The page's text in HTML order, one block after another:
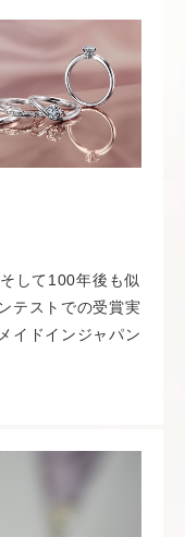
して100年後も似
テストでの受賞実
イドインジャパン